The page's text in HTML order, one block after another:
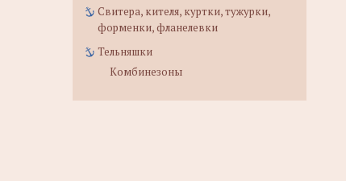
Свитера, кителя, куртки, тужурки,
форменки, фланелевки
Тельняшки
Комбинезоны